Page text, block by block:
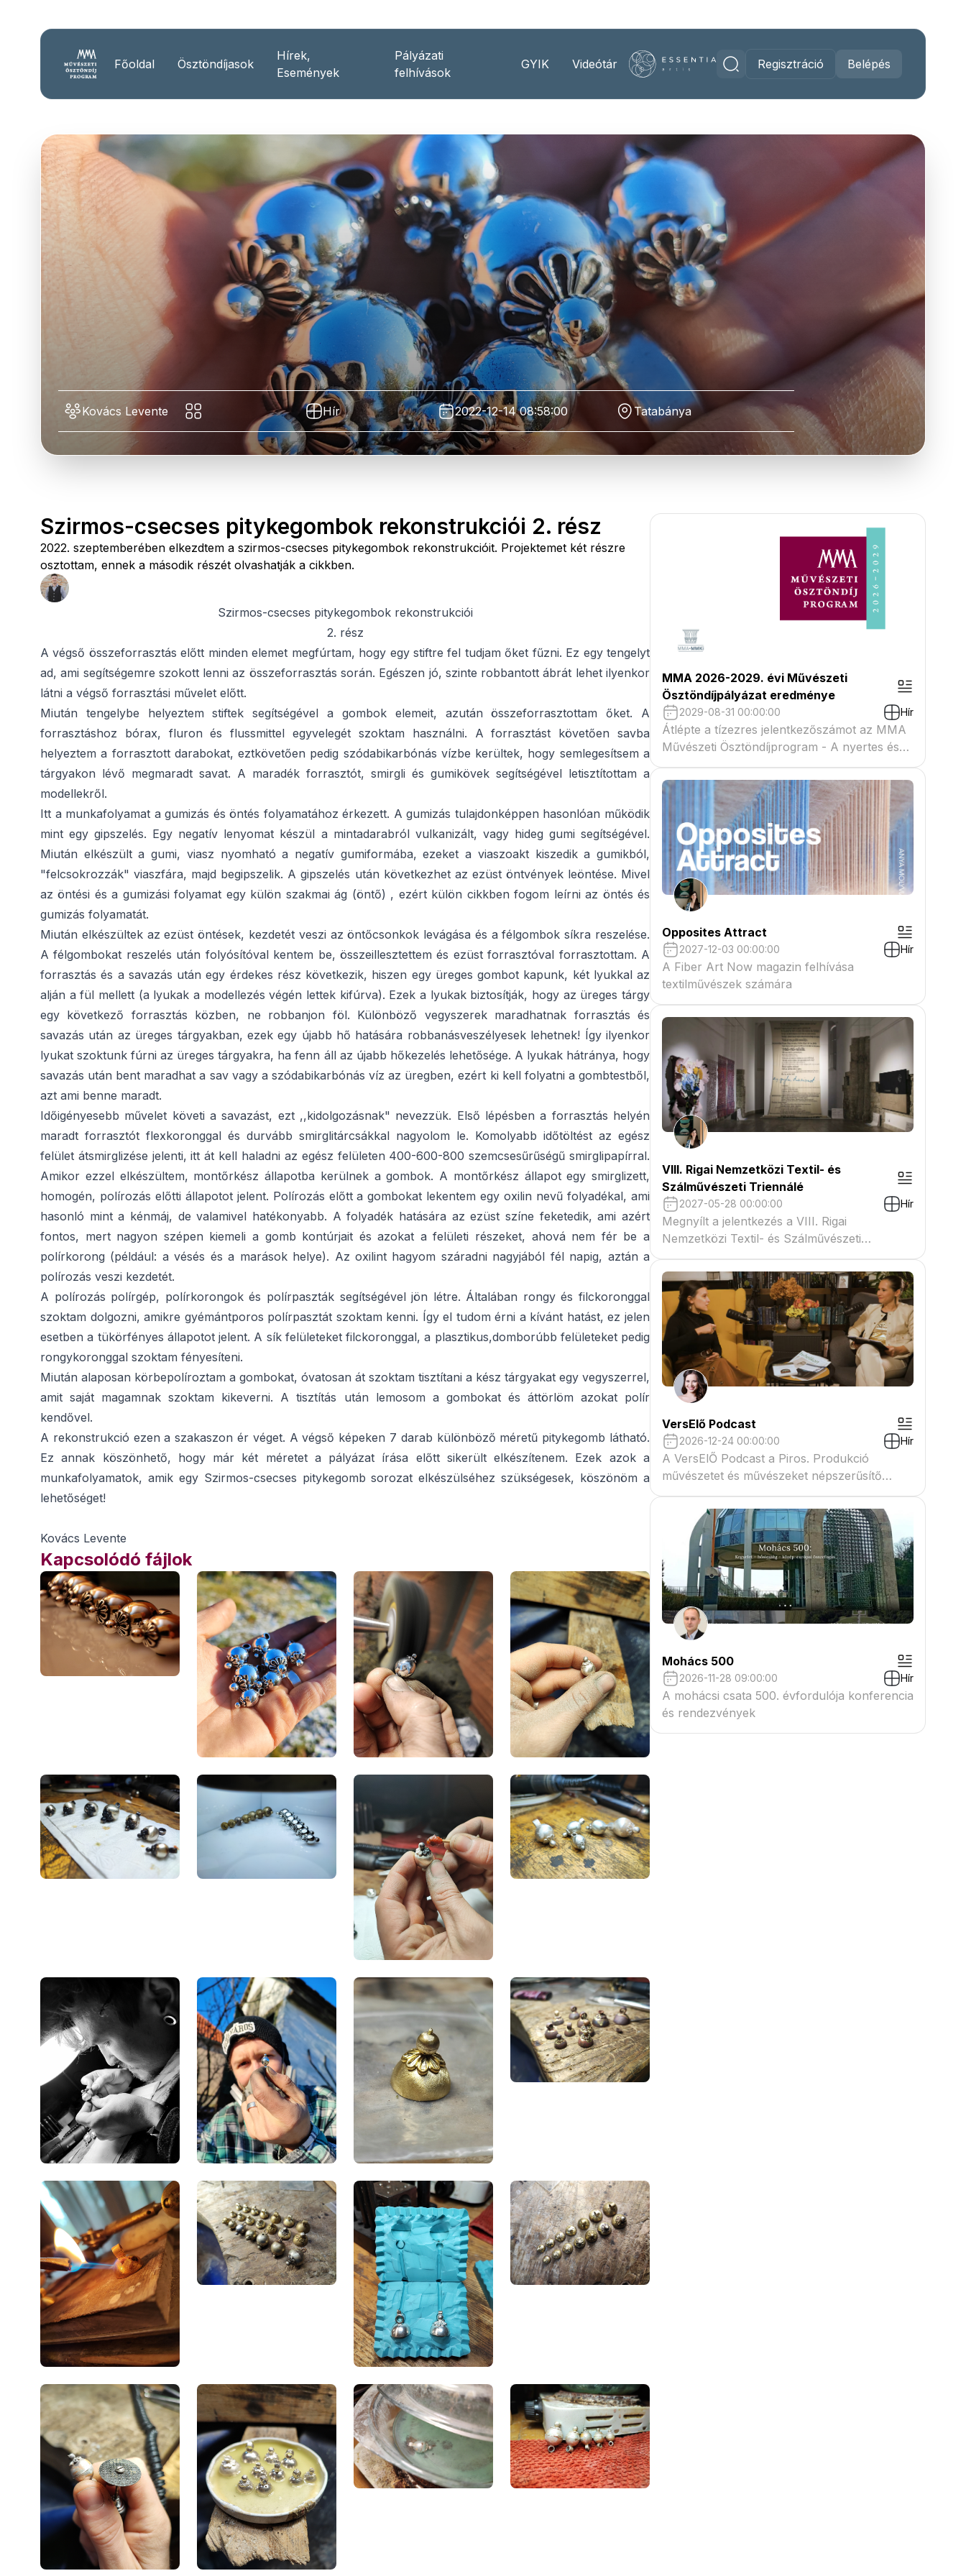
Főoldal Ösztöndíjasok
Hírek,
Események
Pályázati
felhívások
GYIK Videótár Regisztráció Belépés
Kovács Levente Hír 2022-12-14 08:58:00 Tatabánya
Szirmos-csecses pitykegombok rekonstrukciói 2. rész
2022. szeptemberében elkezdtem a szirmos-csecses pitykegombok rekonstrukcióit. Projektemet két részre
osztottam, ennek a második részét olvashatják a cikkben.
Szirmos-csecses pitykegombok rekonstrukciói
2. rész
A végső összeforrasztás előtt minden elemet megfúrtam, hogy egy stiftre fel tudjam őket fűzni. Ez egy tengelyt
ad, ami segítségemre szokott lenni az összeforrasztás során. Egészen jó, szinte robbantott ábrát lehet ilyenkor
látni a végső forrasztási művelet előtt.
Miután tengelybe helyeztem stiftek segítségével a gombok elemeit, azután összeforrasztottam őket. A
forrasztáshoz bórax, fluron és flussmittel egyvelegét szoktam használni. A forrasztást követően savba
helyeztem a forrasztott darabokat, eztkövetően pedig szódabikarbónás vízbe kerültek, hogy semlegesítsem a
tárgyakon lévő megmaradt savat. A maradék forrasztót, smirgli és gumikövek segítségével letisztítottam a
modellekről.
Itt a munkafolyamat a gumizás és öntés folyamatához érkezett. A gumizás tulajdonképpen hasonlóan működik
mint egy gipszelés. Egy negatív lenyomat készül a mintadarabról vulkanizált, vagy hideg gumi segítségével.
Miután elkészült a gumi, viasz nyomható a negatív gumiformába, ezeket a viaszoakt kiszedik a gumikból,
"felcsokrozzák" viaszfára, majd begipszelik. A gipszelés után következhet az ezüst öntvények leöntése. Mivel
az öntési és a gumizási folyamat egy külön szakmai ág (öntő) , ezért külön cikkben fogom leírni az öntés és
gumizás folyamatát.
Miután elkészültek az ezüst öntések, kezdetét veszi az öntőcsonkok levágása és a félgombok síkra reszelése.
A félgombokat reszelés után folyósítóval kentem be, összeillesztettem és ezüst forrasztóval forrasztottam. A
forrasztás és a savazás után egy érdekes rész következik, hiszen egy üreges gombot kapunk, két lyukkal az
alján a fül mellett (a lyukak a modellezés végén lettek kifúrva). Ezek a lyukak biztosítják, hogy az üreges tárgy
egy következő forrasztás közben, ne robbanjon föl. Különböző vegyszerek maradhatnak forrasztás és
savazás után az üreges tárgyakban, ezek egy újabb hő hatására robbanásveszélyesek lehetnek! Így ilyenkor
lyukat szoktunk fúrni az üreges tárgyakra, ha fenn áll az újabb hőkezelés lehetősége. A lyukak hátránya, hogy
savazás után bent maradhat a sav vagy a szódabikarbónás víz az üregben, ezért ki kell folyatni a gombtestből,
azt ami benne maradt.
Időigényesebb művelet követi a savazást, ezt ,,kidolgozásnak" nevezzük. Első lépésben a forrasztás helyén
maradt forrasztót flexkoronggal és durvább smirglitárcsákkal nagyolom le. Komolyabb időtöltést az egész
felület átsmirglizése jelenti, itt át kell haladni az egész felületen 400-600-800 szemcsesűrűségű smirglipapírral.
Amikor ezzel elkészültem, montőrkész állapotba kerülnek a gombok. A montőrkész állapot egy smirglizett,
homogén, polírozás előtti állapotot jelent. Polírozás előtt a gombokat lekentem egy oxilin nevű folyadékal, ami
hasonló mint a kénmáj, de valamivel hatékonyabb. A folyadék hatására az ezüst színe feketedik, ami azért
fontos, mert nagyon szépen kiemeli a gomb kontúrjait és azokat a felületi részeket, ahová nem fér be a
polírkorong (például: a vésés és a marások helye). Az oxilint hagyom száradni nagyjából fél napig, aztán a
polírozás veszi kezdetét.
A polírozás polírgép, polírkorongok és polírpaszták segítségével jön létre. Általában rongy és filckoronggal
szoktam dolgozni, amikre gyémántporos polírpasztát szoktam kenni. Így el tudom érni a kívánt hatást, ez jelen
esetben a tükörfényes állapotot jelent. A sík felületeket filckoronggal, a plasztikus,domborúbb felületeket pedig
rongykoronggal szoktam fényesíteni.
Miután alaposan körbepolíroztam a gombokat, óvatosan át szoktam tisztítani a kész tárgyakat egy vegyszerrel,
amit saját magamnak szoktam kikeverni. A tisztítás után lemosom a gombokat és áttörlöm azokat polír
kendővel.
A rekonstrukció ezen a szakaszon ér véget. A végső képeken 7 darab különböző méretű pitykegomb látható.
Ez annak köszönhető, hogy már két méretet a pályázat írása előtt sikerült elkészítenem. Ezek azok a
munkafolyamatok, amik egy Szirmos-csecses pitykegomb sorozat elkészülséhez szükségesek, köszönöm a
lehetőséget!
Kovács Levente
Kapcsolódó fájlok
MMA 2026-2029. évi Művészeti
Ösztöndíjpályázat eredménye
2029-08-31 00:00:00 Hír
Átlépte a tízezres jelentkezőszámot az MMA
Művészeti Ösztöndíjprogram - A nyertes és
tartaléklistás pályázók névsora megtekinthető
a csatolmányban
Opposites Attract
2027-12-03 00:00:00 Hír
A Fiber Art Now magazin felhívása
textilművészek számára
VIII. Rigai Nemzetközi Textil- és
Szálművészeti Triennálé
2027-05-28 00:00:00 Hír
Megnyílt a jelentkezés a VIII. Rigai
Nemzetközi Textil- és Szálművészeti
Triennáléra
VersElő Podcast
2026-12-24 00:00:00 Hír
A VersElŐ Podcast a Piros. Produkció
művészetet és művészeket népszerűsítő
beszélgető műsora
Mohács 500
2026-11-28 09:00:00 Hír
A mohácsi csata 500. évfordulója konferencia
és rendezvények